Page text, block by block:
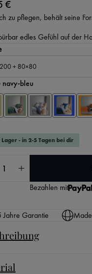
€
zu pflegen, behält seine
edles Gefühl auf der
auswählen
auswählen
navy-bleu
- in 2-5 Tagen bei dir
Anzahl: Gib
Bezahlen mit
Jahre Garantie